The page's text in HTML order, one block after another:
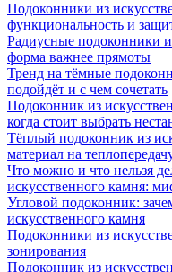
Подоконники из
функциональность и
Радиусные подоконники
форма важнее прямоты
Тренд на тёмные
подойдёт и с чем сочетать
Подоконник из
когда стоит выбрать
Тёплый подоконник из
материал на
Что можно и что нельзя
искусственного камня:
Угловой подоконник:
искусственного камня
Подоконники из
зонирования
Подоконник из